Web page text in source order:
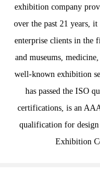
exhibition company
over the past 21 years, it
enterprise clients in the
and museums,
well-known exhibition
has passed the ISO
certifications, is an
qualification for
Exhibition